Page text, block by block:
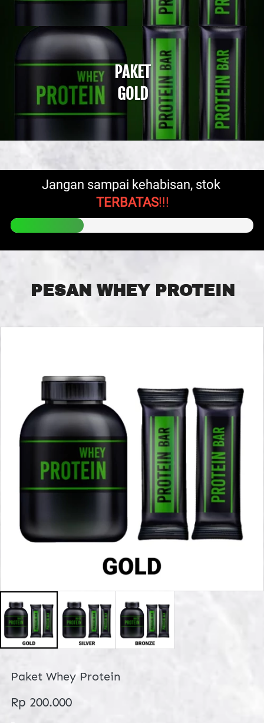
PAKET
GOLD
Jangan sampai kehabisan, stok
TERBATAS!!!
PESAN WHEY PROTEIN
Paket Whey Protein
Rp 200.000